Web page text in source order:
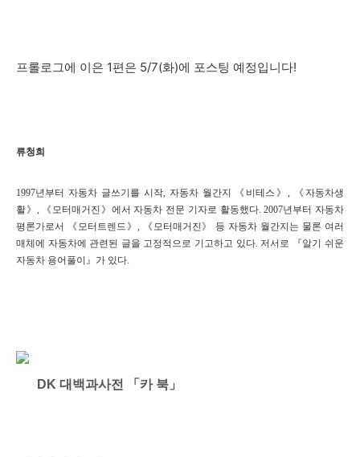
프롤로그에 이은 1편은 5/7(화)에 포스팅 예정입니다!
류청희
1997년부터 자동차 글쓰기를 시작, 자동차 월간지 《비테스》, 《자동차생
활》, 《모터매거진》에서 자동차 전문 기자로 활동했다. 2007년부터 자동차
평론가로서 《모터트렌드》, 《모터매거진》 등 자동차 월간지는 물론 여러
매체에 자동차에 관련된 글을 고정적으로 기고하고 있다. 저서로 『알기 쉬운
자동차 용어풀이』가 있다.
DK 대백과사전 「카 북」